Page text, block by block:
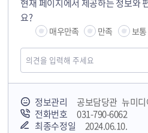
현재 페이지에서 제공하는 정보와
요?
매우만족 만족 보통
정보관리
공보담당관 뉴미디
전화번호
031-790-6062
최종수정일
2024.06.10.